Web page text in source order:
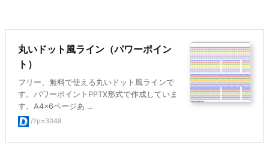
丸いドット風ライン（パワーポイン
ト）
フリー、無料で使える丸いドット風ラインで
す。パワーポイントPPTX形式で作成していま
す。A4×6ページあ ...
/?p=3048